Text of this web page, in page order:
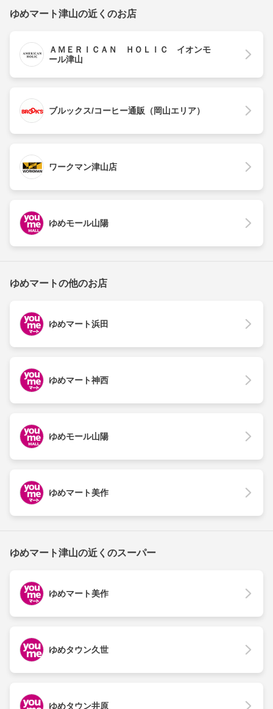
ゆめマート津山の近くのお店
ＡＭＥＲＩＣＡＮ ＨＯＬＩＣ イオンモ
ール津山
ブルックス/コーヒー通販（岡山エリア）
ワークマン津山店
ゆめモール山陽
ゆめマートの他のお店
ゆめマート浜田
ゆめマート神西
ゆめモール山陽
ゆめマート美作
ゆめマート津山の近くのスーパー
ゆめマート美作
ゆめタウン久世
ゆめタウン井原